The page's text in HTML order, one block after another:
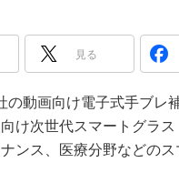
EdgeTech+
日本ものづくりワ
AUTOMOTIVE
産業オープンネ
3Dプ
デジ
見る
動画向け電子式手ブレ
け次世代スマートグラ
ンス、医療分野などのス